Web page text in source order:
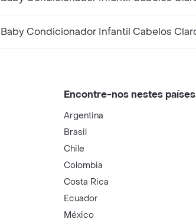
Encontre-nos nestes países
Argentina
Brasil
Chile
Colombia
Costa Rica
Ecuador
México